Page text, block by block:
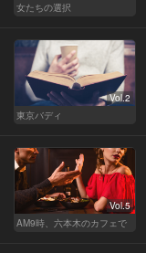
女たちの選択
Vol.2
東京バディ
Vol.5
AM9時、六本木のカフェで